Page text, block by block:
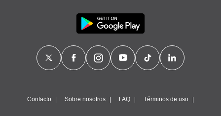
cookiesContacto Sobre nosotros FAQ Términos de uso